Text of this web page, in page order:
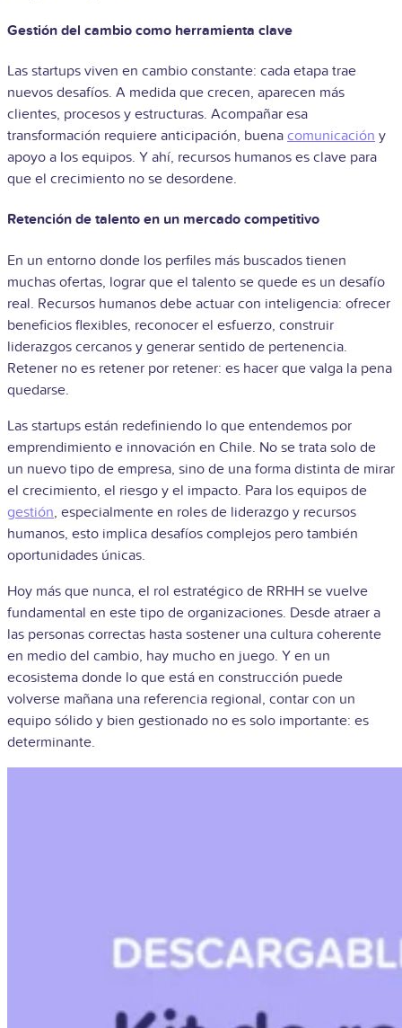
Gestión del cambio como herramienta clave
Las startups viven en cambio constante: cada etapa trae
nuevos desafíos. A medida que crecen, aparecen más
clientes, procesos y estructuras. Acompañar esa
transformación requiere anticipación, buena comunicación y
apoyo a los equipos. Y ahí, recursos humanos es clave para
que el crecimiento no se desordene.
Retención de talento en un mercado competitivo
En un entorno donde los perfiles más buscados tienen
muchas ofertas, lograr que el talento se quede es un desafío
real. Recursos humanos debe actuar con inteligencia: ofrecer
beneficios flexibles, reconocer el esfuerzo, construir
liderazgos cercanos y generar sentido de pertenencia.
Retener no es retener por retener: es hacer que valga la pena
quedarse.
Las startups están redefiniendo lo que entendemos por
emprendimiento e innovación en Chile. No se trata solo de
un nuevo tipo de empresa, sino de una forma distinta de mirar
el crecimiento, el riesgo y el impacto. Para los equipos de
gestión, especialmente en roles de liderazgo y recursos
humanos, esto implica desafíos complejos pero también
oportunidades únicas.
Hoy más que nunca, el rol estratégico de RRHH se vuelve
fundamental en este tipo de organizaciones. Desde atraer a
las personas correctas hasta sostener una cultura coherente
en medio del cambio, hay mucho en juego. Y en un
ecosistema donde lo que está en construcción puede
volverse mañana una referencia regional, contar con un
equipo sólido y bien gestionado no es solo importante: es
determinante.